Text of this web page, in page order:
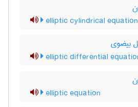
elliptic cylindrical equation
بیضوی
elliptic differential
elliptic equation